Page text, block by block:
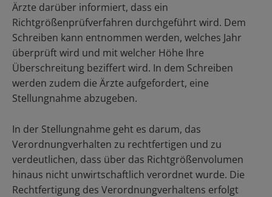
Ärzte darüber informiert, dass ein
Richtgrößenprüfverfahren durchgeführt wird. Dem
Schreiben kann entnommen werden, welches Jahr
überprüft wird und mit welcher Höhe Ihre
Überschreitung beziffert wird. In dem Schreiben
werden zudem die Ärzte aufgefordert, eine
Stellungnahme abzugeben.
In der Stellungnahme geht es darum, das
Verordnungverhalten zu rechtfertigen und zu
verdeutlichen, dass über das Richtgrößenvolumen
hinaus nicht unwirtschaftlich verordnet wurde. Die
Rechtfertigung des Verordnungverhaltens erfolgt